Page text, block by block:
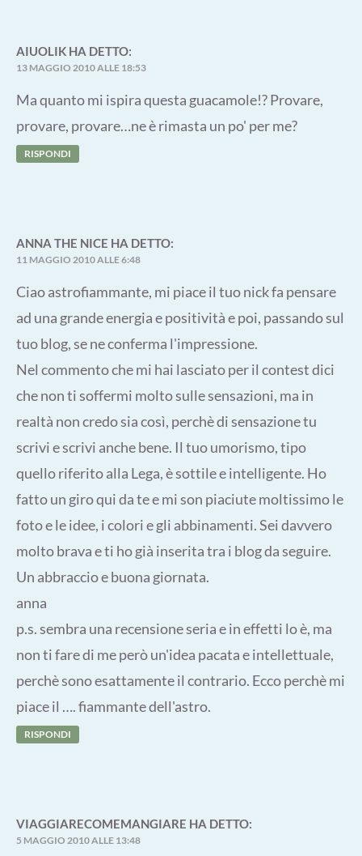
AIUOLIK HA DETTO:
13 MAGGIO 2010 ALLE 18:53
Ma quanto mi ispira questa guacamole!? Provare,
provare, provare…ne è rimasta un po' per me?
RISPONDI
ANNA THE NICE HA DETTO:
11 MAGGIO 2010 ALLE 6:48
Ciao astrofiammante, mi piace il tuo nick fa pensare
ad una grande energia e positività e poi, passando sul
tuo blog, se ne conferma l'impressione.
Nel commento che mi hai lasciato per il contest dici
che non ti soffermi molto sulle sensazioni, ma in
realtà non credo sia così, perchè di sensazione tu
scrivi e scrivi anche bene. Il tuo umorismo, tipo
quello riferito alla Lega, è sottile e intelligente. Ho
fatto un giro qui da te e mi son piaciute moltissimo le
foto e le idee, i colori e gli abbinamenti. Sei davvero
molto brava e ti ho già inserita tra i blog da seguire.
Un abbraccio e buona giornata.
anna
p.s. sembra una recensione seria e in effetti lo è, ma
non ti fare di me però un'idea pacata e intellettuale,
perchè sono esattamente il contrario. Ecco perchè mi
piace il …. fiammante dell'astro.
RISPONDI
VIAGGIARECOMEMANGIARE HA DETTO:
5 MAGGIO 2010 ALLE 13:48